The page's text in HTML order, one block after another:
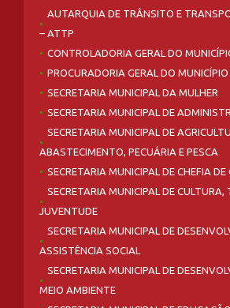
AUTARQUIA DE TRÂNSITO E
– ATTP
CONTROLADORIA GERAL DO
PROCURADORIA GERAL DO MUNICÍPIO
SECRETARIA MUNICIPAL DA MULHER
SECRETARIA MUNICIPAL DE
SECRETARIA MUNICIPAL DE
ABASTECIMENTO, PECUÁRIA E PESCA
SECRETARIA MUNICIPAL DE CHEFIA DE
SECRETARIA MUNICIPAL DE CULTURA,
JUVENTUDE
SECRETARIA MUNICIPAL DE
ASSISTÊNCIA SOCIAL
SECRETARIA MUNICIPAL DE
MEIO AMBIENTE